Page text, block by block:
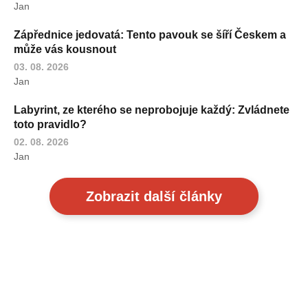
Jan
Zápřednice jedovatá: Tento pavouk se šíří Českem a
může vás kousnout
03. 08. 2026
Jan
Labyrint, ze kterého se neprobojuje každý: Zvládnete
toto pravidlo?
02. 08. 2026
Jan
Zobrazit další články